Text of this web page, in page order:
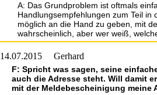
A: Das Grundproblem ist oftmals
Handlungsempfehlungen zum Teil
möglich an die Hand zu geben, mit
wahrscheinlich, aber wer weiß,
14.07.2015 Gerhard
F: Spricht was sagen, seine
auch die Adresse steht. Will damit
mit der Meldebescheinigung meine